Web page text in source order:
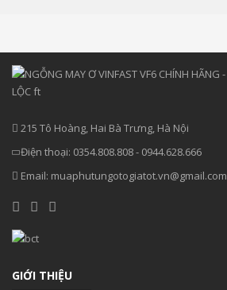
215 Tô Hoàng, Hai Bà Trưng, Hà Nội
Điện thoại: 0354.808.808- 0944.628.666
Email: muaphutungotogiatot.vn@gmail.com
GIỚI THIỆU